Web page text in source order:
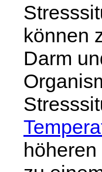
können
Darm